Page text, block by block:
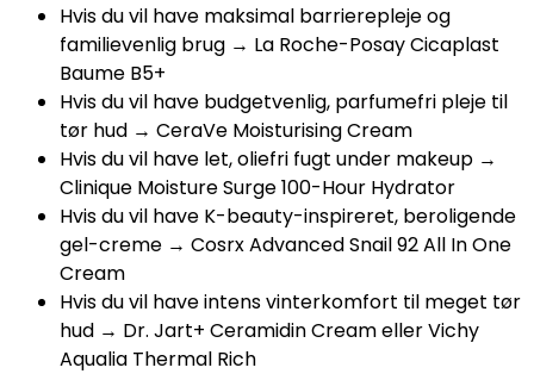
Hvis du vil have maksimal barrierepleje og
familievenlig brug → La Roche-Posay Cicaplast
Baume B5+
Hvis du vil have budgetvenlig, parfumefri pleje til
tør hud → CeraVe Moisturising Cream
Hvis du vil have let, oliefri fugt under makeup →
Clinique Moisture Surge 100-Hour Hydrator
Hvis du vil have K-beauty-inspireret, beroligende
gel-creme → Cosrx Advanced Snail 92 All In One
Cream
Hvis du vil have intens vinterkomfort til meget tør
hud → Dr. Jart+ Ceramidin Cream eller Vichy
Aqualia Thermal Rich